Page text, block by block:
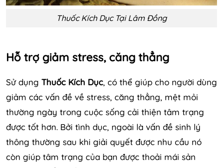
Thuốc Kích Dục Tại Lâm Đồng
Hỗ trợ giảm stress, căng thẳng
Sử dụng Thuốc Kích Dục, có thể giúp cho người dùng
giảm các vấn đề về stress, căng thẳng, mệt mỏi
thường ngày trong cuộc sống cải thiện tâm trạng
được tốt hơn. Bởi tình dục, ngoài là vấn đề sinh lý
thông thường sau khi giải quyết được nhu cầu nó
còn giúp tâm trạng của bạn được thoải mái sản